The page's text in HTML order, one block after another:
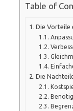
Table of
Die Vorteile
Die